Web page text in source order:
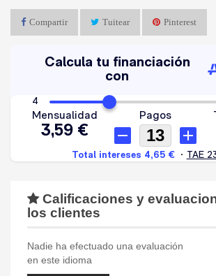
Compartir Tuitear Pinterest
Calificaciones y
los clientes
Nadie ha efectuado una evaluación
en este idioma